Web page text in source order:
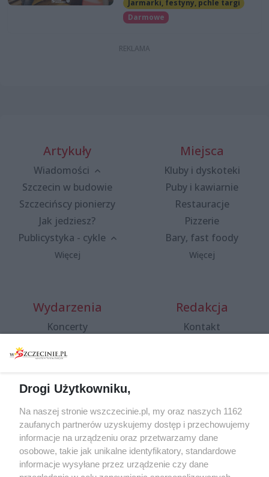
Jarmarki, festyny, pchle targi
Darmowe
Artykuły
Wiadomości
Szczecin w budowie
Szczecińscy pionierzy
Jak jedziesz?
Publicystyka - cykle
Więcej
Miejsca
Kluby i dyskoteki
Puby i kawiarnie
Restauracje
Pizzerie
Bary, fast foody
Więcej
Wydarzenia
Koncerty
Spacery i oprowadzania
targi
Wernisaże
Więcej
Redakcja
Kontakt
Specjalny koncert z okazji
20. urodzin portalu
wSzczecinie.pl
Regulamin konkursów
śniadaniówka "Hej
Drogi Użytkowniku,
Na naszej stronie wszczecinie.pl, my oraz naszych 1162
zaufanych partnerów uzyskujemy dostęp i przechowujemy
informacje na urządzeniu oraz przetwarzamy dane
osobowe, takie jak unikalne identyfikatory, standardowe
informacje wysyłane przez urządzenie czy dane